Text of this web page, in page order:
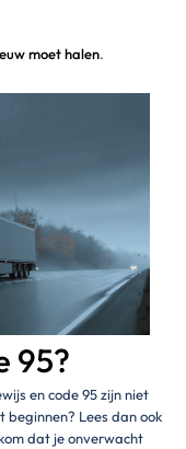
moet halen.
95?
en code 95 zijn niet
beginnen? Lees dan ook
dat je onverwacht